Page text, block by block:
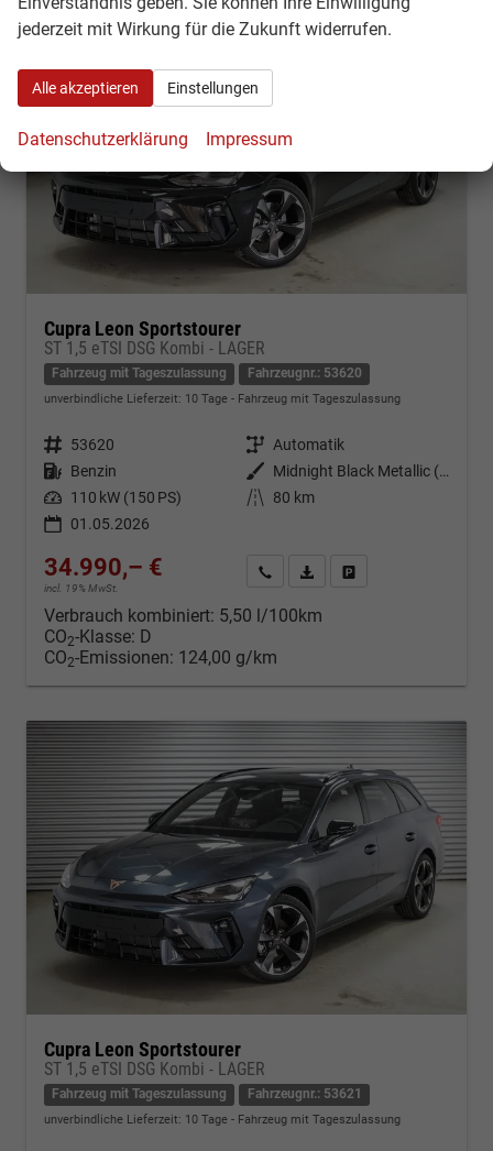
Cupra Leon Sportstourer
ST 1,5 eTSI DSG Kombi - LAGER
Fahrzeug mit Tageszulassung Fahrzeugnr.: 53620
unverbindliche Lieferzeit: 10 Tage Fahrzeug mit Tageszulassung
Fahrzeugnr. 53620 Getriebe Automatik
Kraftstoff Benzin Außenfarbe
Midnight Black Metallic (0E)
Leistung 110 kW (150 PS) Kilometerstand
80 km
01.05.2026
34.990,– €
incl. 19% MwSt.
Kontakt & Angebot anfordern
PDF-Datei, Fahrzeugexposé
Verbrauch kombiniert: 5,50 l/100km
CO2-Klasse: D
CO2-Emissionen: 124,00 g/km
Cupra Leon Sportstourer
ST 1,5 eTSI DSG Kombi - LAGER
Fahrzeug mit Tageszulassung Fahrzeugnr.: 53621
unverbindliche Lieferzeit: 10 Tage Fahrzeug mit Tageszulassung
jederzeit mit Wirkung für die Zukunft widerrufen.
Alle akzeptieren Einstellungen
Datenschutzerklärung Impressum